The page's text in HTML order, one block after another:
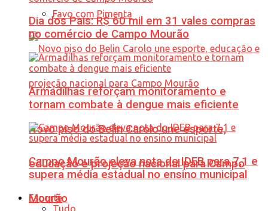
Favo com Pimenta
Novo piso do Belin Carolo une esporte,
educação e projeção nacional para Campo
Mourão
Dia dos Pais: R$ 60 mil em 31 vales compras
no comércio de Campo Mourão
Armadilhas reforçam monitoramento e
tornam combate à dengue mais eficiente
Campo Mourão eleva nota do IDEB para 7,1 e
supera média estadual no ensino municipal
Esporte
Tudo